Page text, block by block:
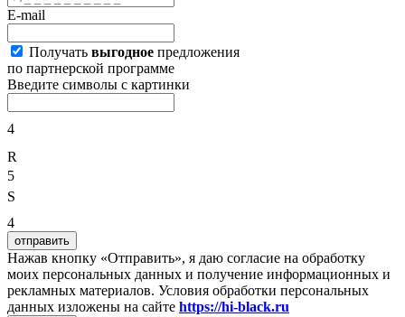
E-mail
Получать выгодное предложения
по партнерской программе
Введите символы с картинки
4
R
5
S
4
отправить
Нажав кнопку «Отправить», я даю согласие на обработку
моих персональных данных и получение информационных и
рекламных материалов. Условия обработки персональных
данных изложены на сайте https://hi-black.ru